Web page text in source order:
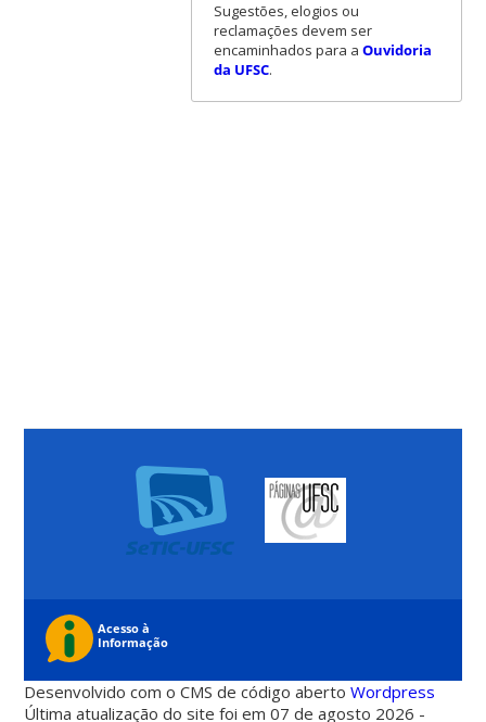
Sugestões, elogios ou
reclamações devem ser
encaminhados para a Ouvidoria
da UFSC.
Desenvolvido com o CMS de código abertoWordpress
Última atualização do site foi em 07 de agosto 2026 -